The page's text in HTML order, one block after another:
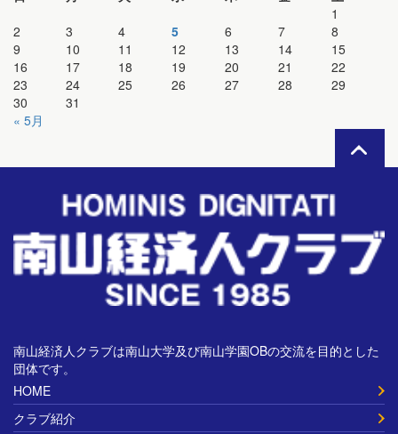
1
2
3 4 5 6 7
8
9
10 11 12 13 14
15
16
17 18 19 20 21
22
23
24 25 26 27 28
29
30
31
« 5月
南山経済人クラブは南山大学及び南山学園OBの交流を目的とした
団体です。
HOME
クラブ紹介